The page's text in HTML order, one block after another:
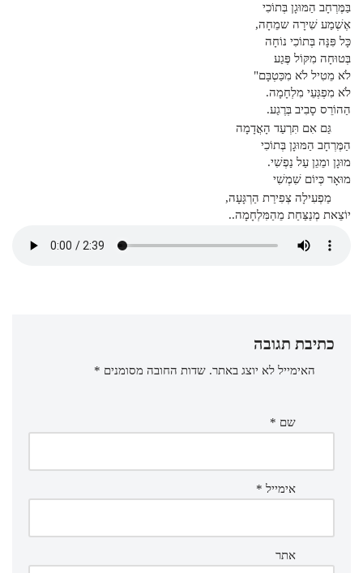
בַּמֶּרְחָב הַמּוּגָן בְּתוֹכִי
אֶשְׁמַע שִׁירָה שמֵחָה,
כָּל פִּנָּה בְּתוֹכִי נוֹחָה
בְּטוּחָה מִקּוֹל פֶּגַע
לֹא מֵטִיל לֹא מִכַּטְבָּם"
לֹא מִפְגְּעֵי מִלְחָמָה.
הַהוֹרֵס סָבִיב בְּרֶגַע.
גַּם אִם תִּרְעַד הָאֲדָמָה
הַמֶּרְחָב הַמּוּגָן בְּתוֹכִי
מוּגָן ומֵגֵן עַל נַפְשִׁי.
מוּאָר כְּיוֹם שִׁמְשִׁי
מַפְעִילָה צְפִירַת הַרְגָּעָה,
יוֹצֵאת מְנַצַּחַת מֵהַמִּלְחָמָה..
כתיבת תגובה
האימייל לא יוצג באתר. שדות החובה מסומנים *
שם *
אימייל *
אתר